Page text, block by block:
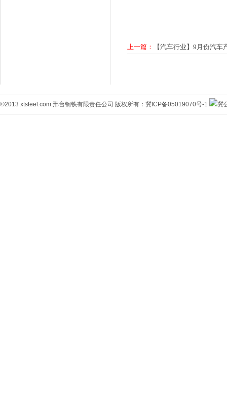
上一篇： 【汽车行业】9月份汽车
©2013 xtsteel.com 邢台钢铁有限责任公司 版权所有： 冀ICP备05019070号-1 冀